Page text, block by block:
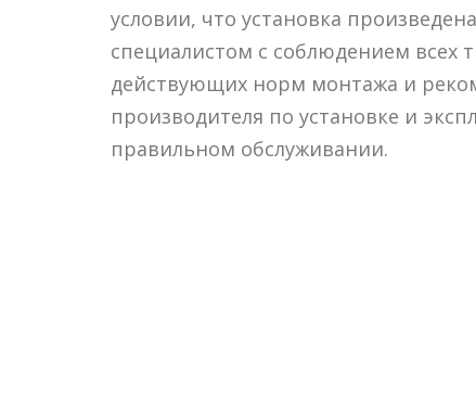
условии, что установка
специалистом с соблюдением всех
действующих норм монтажа и
производителя по установке и
правильном обслуживании.